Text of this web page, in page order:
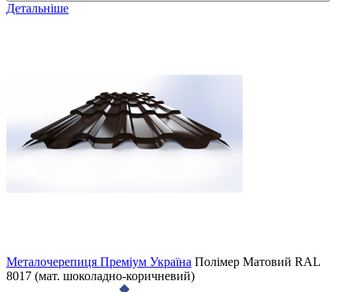
Детальніше
Металочерепиця Преміум Україна Полімер Матовий RAL
8017 (мат. шоколадно-коричневий)